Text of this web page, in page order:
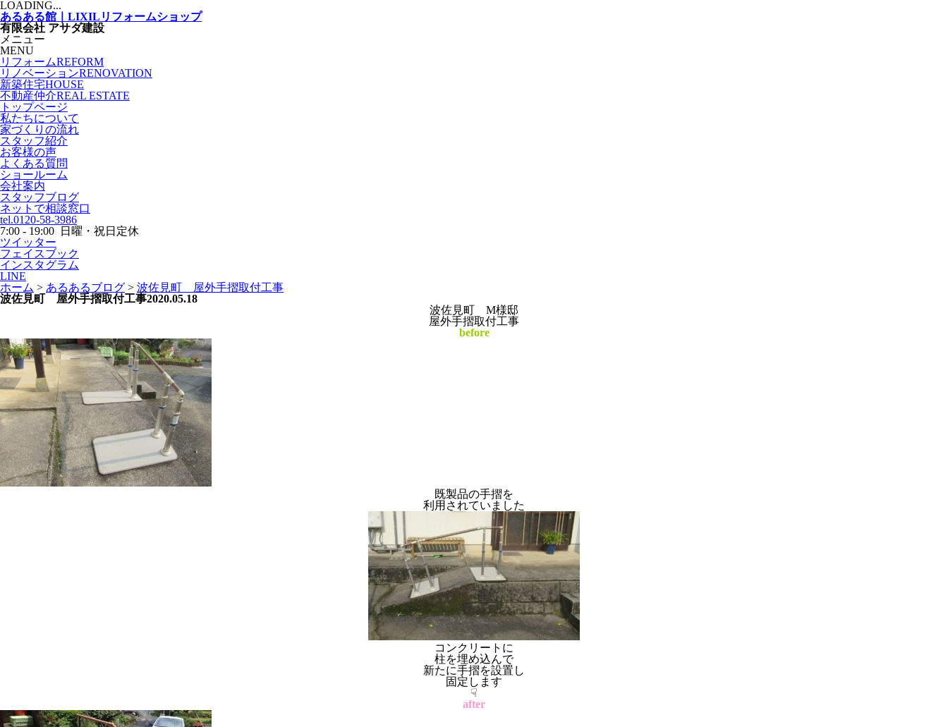
LOADING...
あるある館｜LIXILリフォームショップ
有限会社 アサダ建設
メニュー
MENU
リフォームREFORM
リノベーションRENOVATION
新築住宅HOUSE
不動産仲介REAL ESTATE
トップページ
私たちについて
家づくりの流れ
スタッフ紹介
お客様の声
よくある質問
ショールーム
会社案内
スタッフブログ
ネットで相談窓口
tel.0120-58-3986
7:00 - 19:00 日曜・祝日定休
ツイッター
フェイスブック
インスタグラム
LINE
ホーム > あるあるブログ > 波佐見町 屋外手摺取付工事
波佐見町 屋外手摺取付工事2020.05.18
波佐見町 M様邸
屋外手摺取付工事
before
既製品の手摺を
利用されていました
コンクリートに
柱を埋め込んで
新たに手摺を設置し
固定します
☟
after